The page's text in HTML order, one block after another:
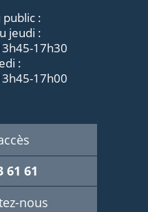
public :
jeudi :
17h30
:
17h00
61 61
nous